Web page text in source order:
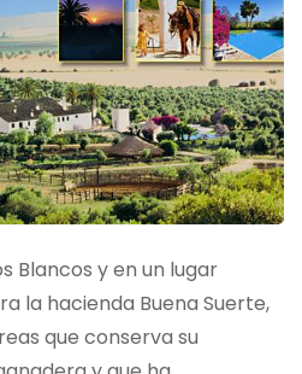
Blancos y en un lugar
la hacienda Buena Suerte,
que conserva su